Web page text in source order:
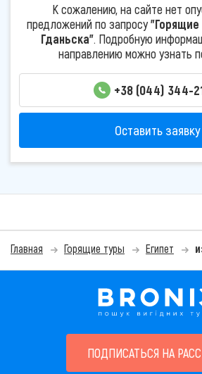
К сожалению, на сайте нет
предложений по запросу"Горящие
Гданьска". Подробную
направлению можно узнать
+38 (044) 344-
Оставить заявку
Главная Горящие туры Египет
ПОДПИСАТЬСЯ НА